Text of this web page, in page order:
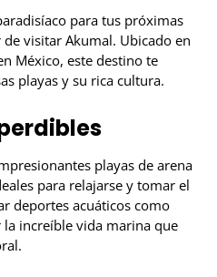
para tus próximas
visitar Akumal. Ubicado en
México, este destino te
playas y su rica cultura.
playas de arena
para relajarse y tomar el
deportes acuáticos como
increíble vida marina que